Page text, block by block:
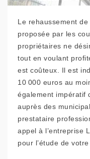
Le rehaussement
proposée par les
propriétaires ne
tout en voulant
est coûteux. Il est
10 000 euros au
également impératif
auprès des
prestataire
appel à l’entreprise
pour l’étude de